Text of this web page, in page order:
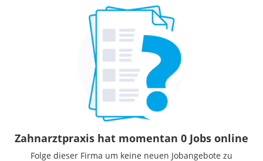
Zahnarztpraxis hat momentan 0 Jobs online
Folge dieser Firma um keine neuen Jobangebote zu